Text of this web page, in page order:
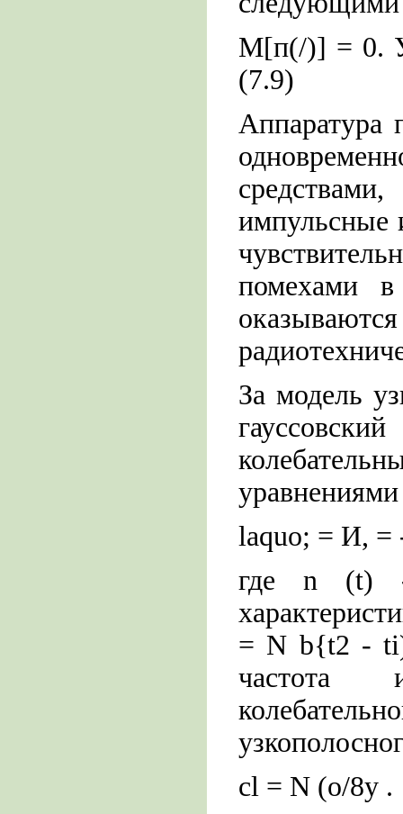
М[п(/)] = 0.
(7.9)
Аппаратура
импульсные
помехами
За модель
laquo; = И,
где n (t)
= N b{t2 -
частота
cl = N (o/8y .